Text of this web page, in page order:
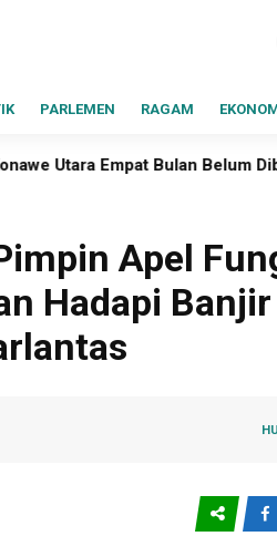
PARLEMEN RAGAM
Belum Dibayar Di Hadapan
Apel
Hadapi